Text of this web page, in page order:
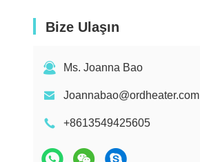
Kızılötesi Termometre
Bize Ulaşın
Ms. Joanna Bao
Joannabao@ordheater.com
+8613549425605